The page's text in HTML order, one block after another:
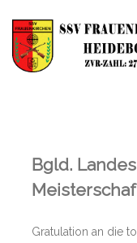
Bgld.
Gratulation an die